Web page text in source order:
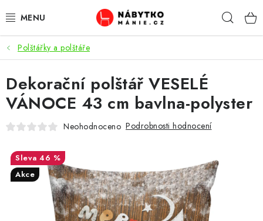
na
OBÝVACÍ POKOJ
KUCHYŇ A JÍDELNA
LOŽNICE
KANCELÁŘ / PRACOVNA
KOUPELNA A WC
Polštářky a polštáře
Dekorační polštář VESELÉ
VÁNOCE 43 cm bavlna-polyster
Neohodnoceno Podrobnosti hodnocení
46 %
Akce